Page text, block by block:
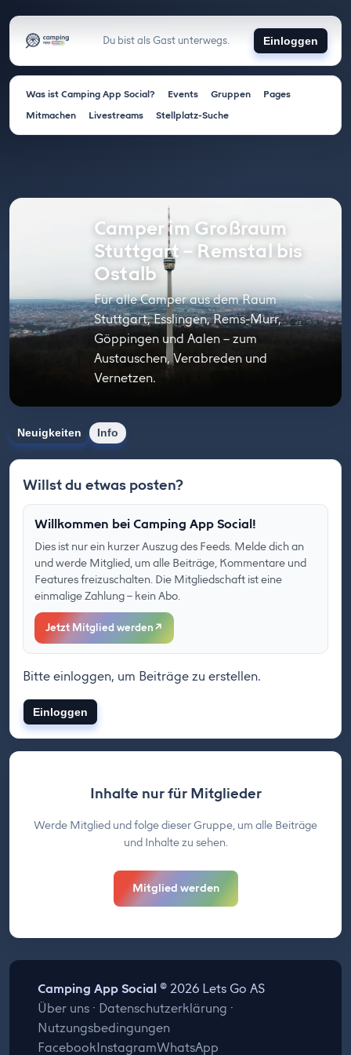
Du bist als Gast unterwegs. Einloggen
Was ist Camping App Social? Events Gruppen
Pages
Mitmachen
Livestreams Stellplatz-Suche
Camper im Großraum
Stuttgart – Remstal bis
Ostalb
Für alle Camper aus dem Raum
Stuttgart, Esslingen, Rems-Murr,
Göppingen und Aalen – zum
Austauschen, Verabreden und
Vernetzen.
Neuigkeiten Info
Willst du etwas posten?
Willkommen bei Camping App Social!
Dies ist nur ein kurzer Auszug des Feeds. Melde dich an
und werde Mitglied, um alle Beiträge, Kommentare und
Features freizuschalten. Die Mitgliedschaft ist eine
einmalige Zahlung – kein Abo.
Jetzt Mitglied werden ↗
Bitte einloggen, um Beiträge zu erstellen.
Einloggen
Inhalte nur für Mitglieder
Werde Mitglied und folge dieser Gruppe, um alle Beiträge
und Inhalte zu sehen.
Mitglied werden
Camping App Social© 2026 Lets Go AS
Über uns· Datenschutzerklärung ·
Nutzungsbedingungen
FacebookInstagramWhatsApp